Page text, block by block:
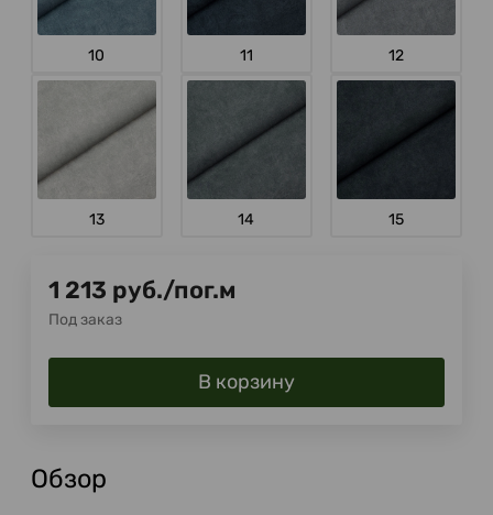
10 11 12
13 14 15
1 213 руб./пог.м
Под заказ
В корзину
Обзор